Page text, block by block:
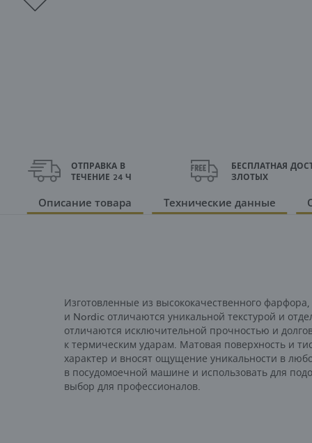
ОТПРАВКА В
ТЕЧЕНИЕ 24 Ч
БЕСПЛАТНАЯ
ЗЛОТЫХ
Описание товара Технические данные
Изготовленные из высококачественного
и Nordic отличаются уникальной текстурой и
отличаются исключительной прочностью и
к термическим ударам. Матовая поверхность и
характер и вносят ощущение уникальности в
в посудомоечной машине и использовать для
выбор для профессионалов.